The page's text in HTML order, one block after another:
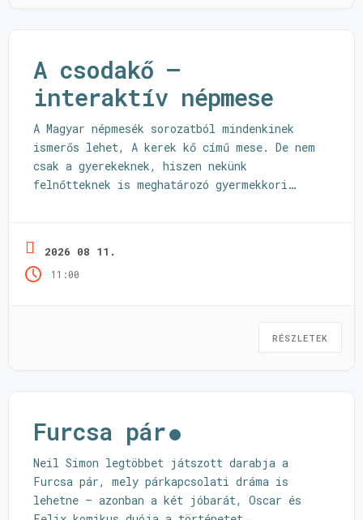
A csodakő –
interaktív népmese
A Magyar népmesék sorozatból mindenkinek
ismerős lehet, A kerek kő című mese. De nem
csak a gyerekeknek, hiszen nekünk
felnőtteknek is meghatározó gyermekkori
csodakő címmel, egy interaktív előadás
formájában. Dramatizáltuk a történetet, egy-
2026 08 11.
11:00
RÉSZLETEK
Furcsa pár
Neil Simon legtöbbet játszott darabja a
Furcsa pár, mely párkapcsolati dráma is
lehetne – azonban a két jóbarát, Oscar és